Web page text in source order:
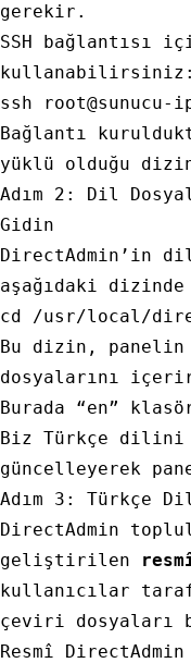
gerekir.
SSH bağlantısı
kullanabilirsiniz:
Bağlantı
yüklü olduğu
Adım 2: Dil
Gidin
DirectAdmin’in
aşağıdaki
cd
Bu dizin,
dosyalarını
Burada “en”
Biz Türkçe dilini
güncelleyerek
Adım 3: Türkçe
DirectAdmin
geliştirilen
kullanıcılar
çeviri dosyaları
Resmî